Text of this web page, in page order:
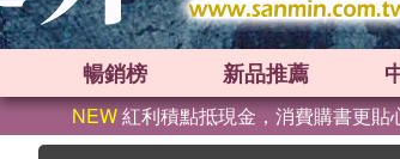
暢銷榜 新品推薦
NEW紅利積點抵現金，消費購書更貼